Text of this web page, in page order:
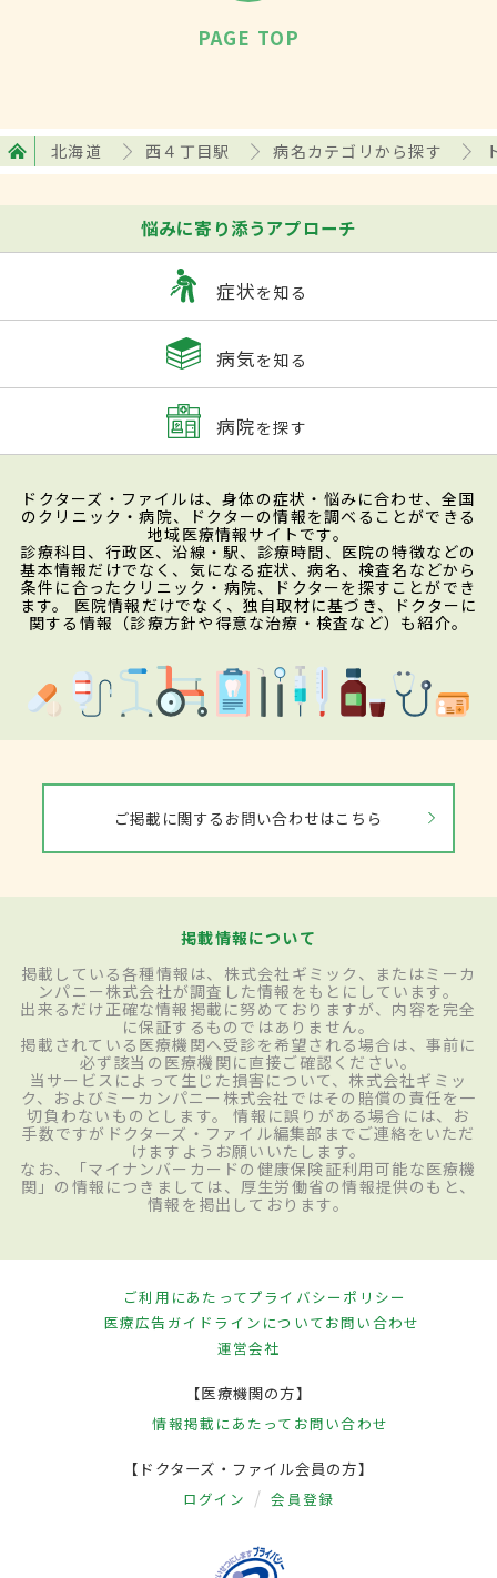
PAGE TOP
北海道 西４丁目駅 病名カテゴリから探す
悩みに寄り添うアプローチ
症状を知る
病気を知る
病院を探す
ドクターズ・ファイルは、身体の症状・悩みに合わせ、全国
のクリニック・病院、ドクターの情報を調べることができる
地域医療情報サイトです。
診療科目、行政区、沿線・駅、診療時間、医院の特徴などの
基本情報だけでなく、気になる症状、病名、検査名などから
条件に合ったクリニック・病院、ドクターを探すことができ
ます。 医院情報だけでなく、独自取材に基づき、ドクターに
関する情報（診療方針や得意な治療・検査など）も紹介。
ご掲載に関するお問い合わせはこちら
掲載情報について
掲載している各種情報は、株式会社ギミック、またはミーカ
ンパニー株式会社が調査した情報をもとにしています。
出来るだけ正確な情報掲載に努めておりますが、内容を完全
に保証するものではありません。
掲載されている医療機関へ受診を希望される場合は、事前に
必ず該当の医療機関に直接ご確認ください。
当サービスによって生じた損害について、株式会社ギミッ
ク、およびミーカンパニー株式会社ではその賠償の責任を一
切負わないものとします。 情報に誤りがある場合には、お
手数ですがドクターズ・ファイル編集部までご連絡をいただ
けますようお願いいたします。
なお、「マイナンバーカードの健康保険証利用可能な医療機
関」の情報につきましては、厚生労働省の情報提供のもと、
情報を掲出しております。
ご利用にあたってプライバシーポリシー
医療広告ガイドラインについてお問い合わせ
運営会社
【医療機関の方】
情報掲載にあたって お問い合わせ
【ドクターズ・ファイル会員の方】
ログイン 会員登録